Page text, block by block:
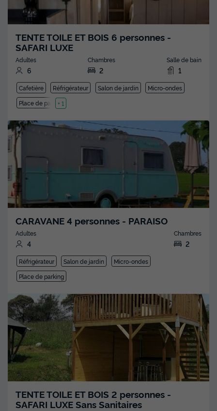
TENTE TOILE ET BOIS 6 personnes -
SAFARI LUXE
Adultes
6
Chambres
2
Salle de bain
1
Cafetière Réfrigérateur Salon de jardin
Micro-ondes
Place de parking
+ 1
CARAVANE 4 personnes - PARAISO
Adultes
4
Chambres
2
Réfrigérateur Salon de jardin
Micro-ondes
Place de parking
TENTE TOILE ET BOIS 2 personnes -
SAFARI LUXE Sans Sanitaires